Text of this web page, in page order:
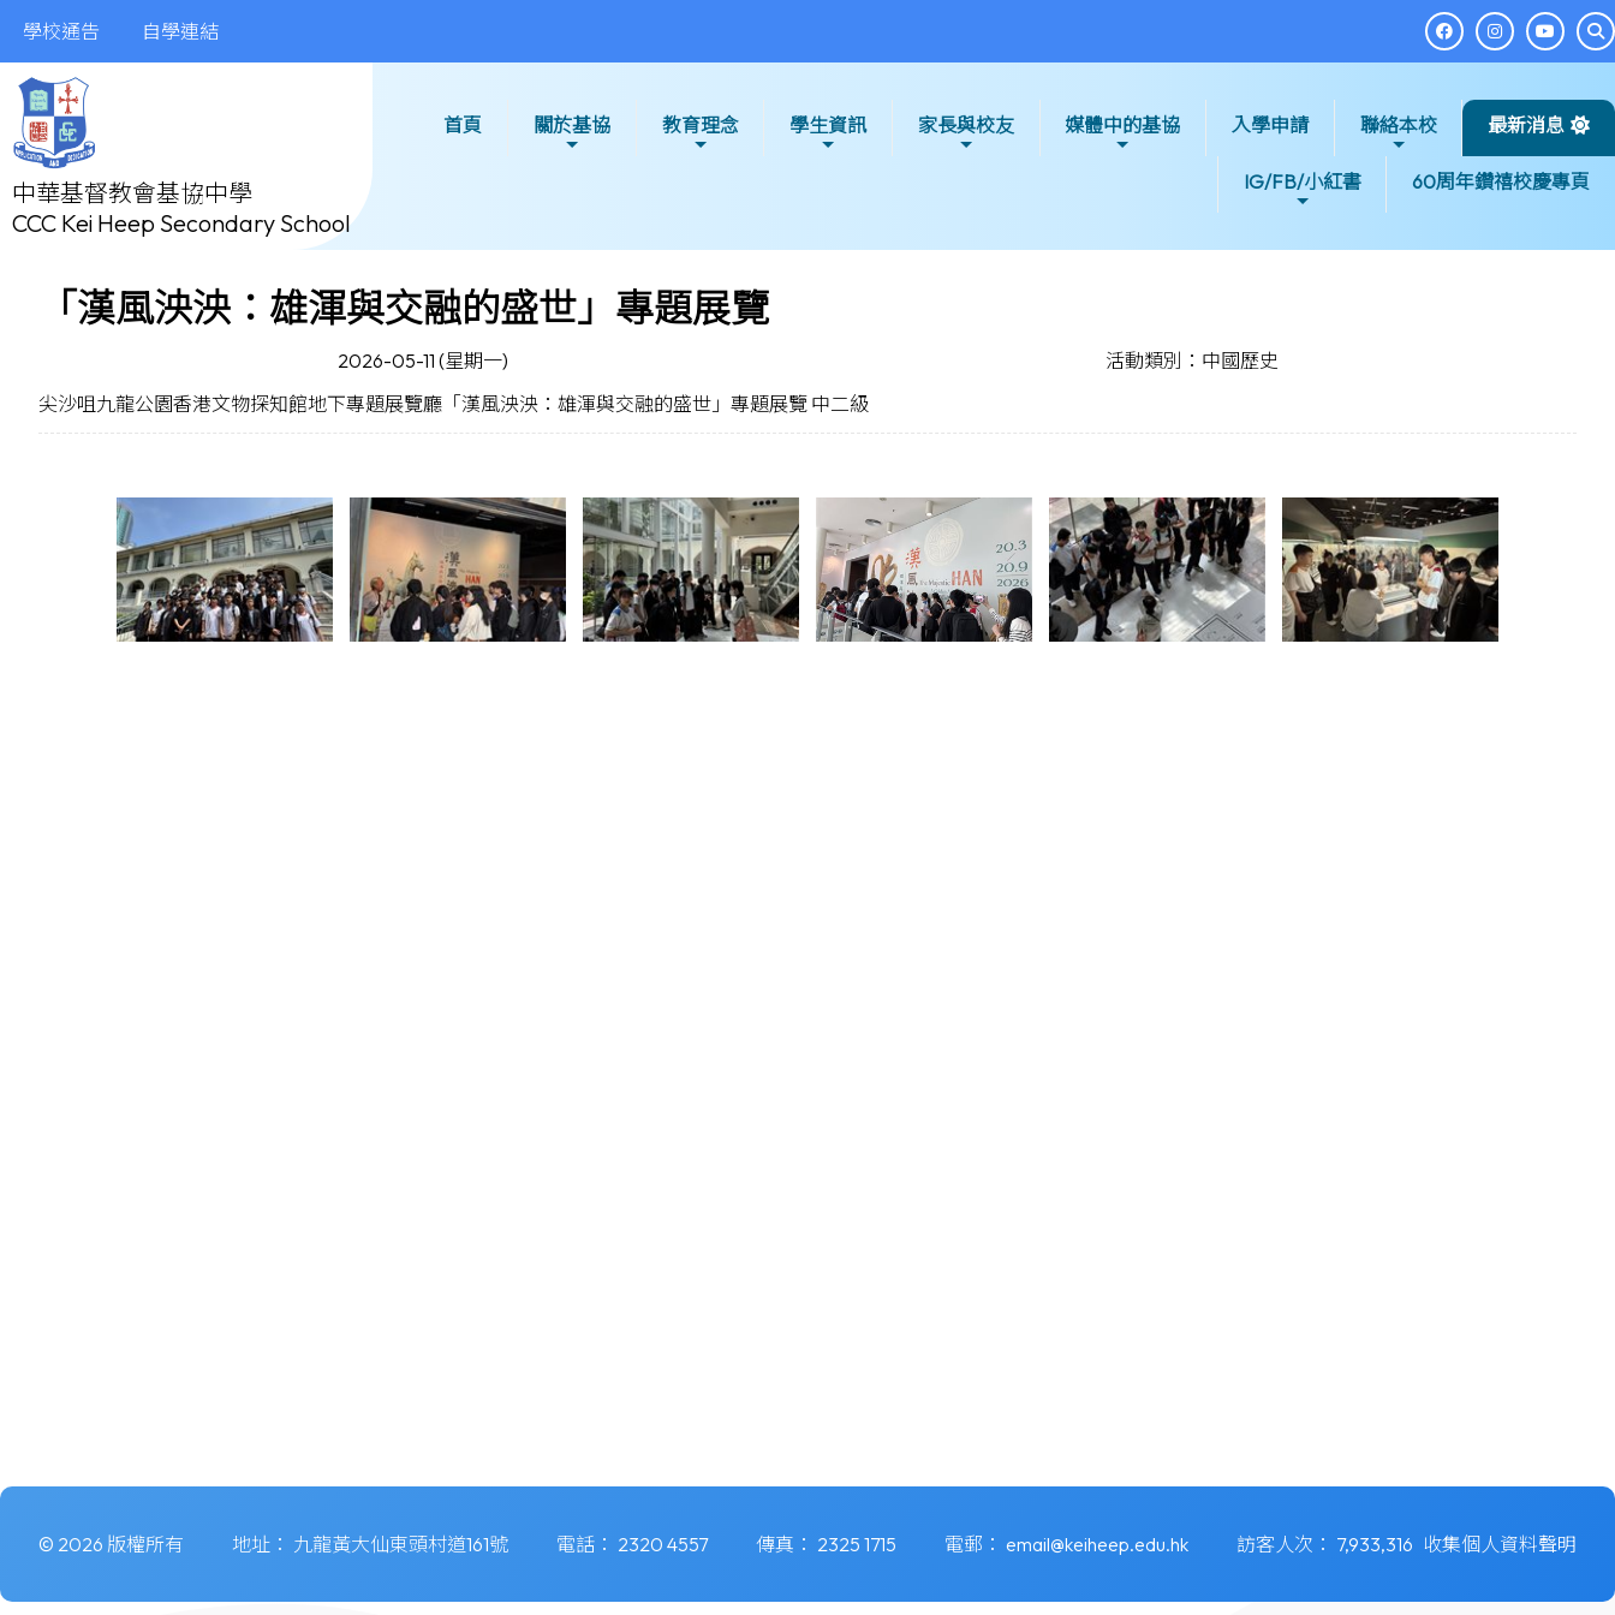
學校通告 自學連結
中華基督教會基協中學
CCC Kei Heep Secondary School
首頁 關於基協 教育理念 學生資訊 家長與校友 媒體中的基協 入學申請 聯絡本校 最新消息
IG/FB/小紅書 60周年鑽禧校慶專頁
「漢風泱泱：雄渾與交融的盛世」專題展覽
2026-05-11 (星期一)
活動類別：中國歷史
尖沙咀九龍公園香港文物探知館地下專題展覽廳「漢風泱泱：雄渾與交融的盛世」專題展覽 中二級
© 2026 版權所有 地址： 九龍黃大仙東頭村道161號 電話： 2320 4557 傳真： 2325 1715 電郵： email@keiheep.edu.hk 訪客人次： 7,933,316 收集個人資料聲明